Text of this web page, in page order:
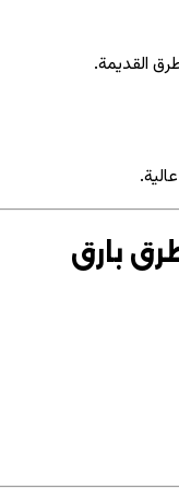
القديمة.
بارق